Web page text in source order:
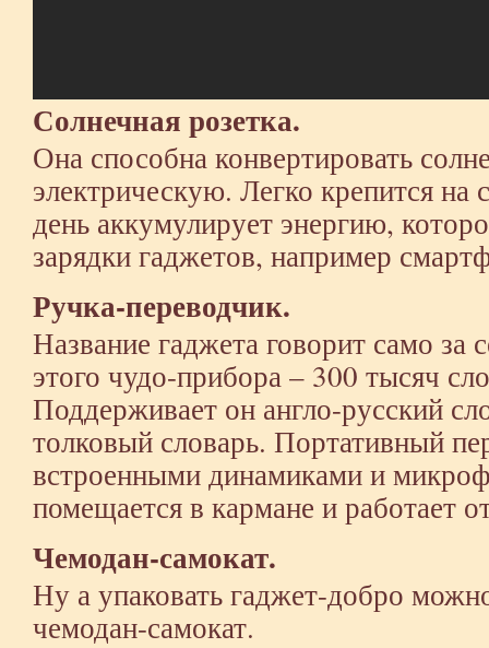
Солнечная розетка.
Она способна конвертировать
электрическую. Легко крепится на
день аккумулирует энергию,
зарядки гаджетов, например
Ручка-переводчик.
Название гаджета говорит само за
этого чудо-прибора – 300 тысяч
Поддерживает он англо-русский
толковый словарь. Портативный
встроенными динамиками и
помещается в кармане и работает
Чемодан-самокат.
Ну а упаковать гаджет-добро
чемодан-самокат.